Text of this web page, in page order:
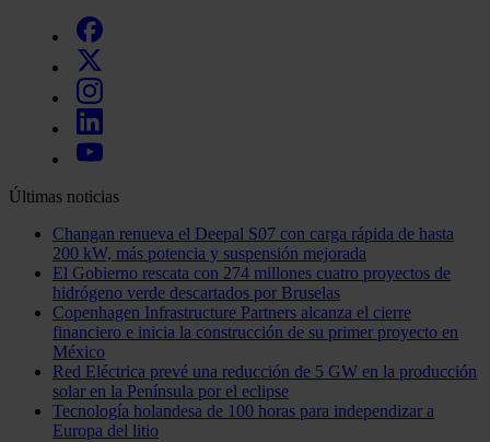
Últimas noticias
Changan renueva el Deepal S07 con carga rápida de hasta
200 kW, más potencia y suspensión mejorada
El Gobierno rescata con 274 millones cuatro proyectos de
hidrógeno verde descartados por Bruselas
Copenhagen Infrastructure Partners alcanza el cierre
financiero e inicia la construcción de su primer proyecto en
México
Red Eléctrica prevé una reducción de 5 GW en la producción
solar en la Península por el eclipse
Tecnología holandesa de 100 horas para independizar a
Europa del litio